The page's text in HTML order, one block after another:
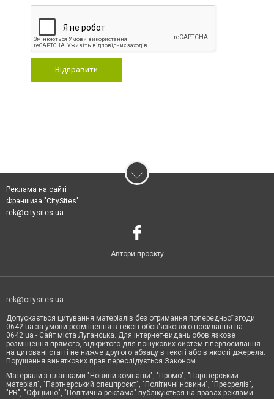
Відправити
Реклама на сайті
Франшиза "CitySites"
rek@citysites.ua
Автори проєкту
rek@citysites.ua
Допускається цитування матеріалів без отримання попередньої згоди
0642.ua за умови розміщення в тексті обов'язкового посилання на
0642.ua - Сайт міста Луганська. Для інтернет-видань обов'язкове
розміщення прямого, відкритого для пошукових систем гіперпосилання
на цитовані статті не нижче другого абзацу в тексті або в якості джерела.
Порушення виняткових прав переслідується Законом.
Матеріали з плашками "Новини компаній", "Промо", "Партнерський
матеріал", "Партнерський спецпроєкт", "Політичні новини", "Пресреліз",
"PR", "Офіційно", "Політична реклама" публікуються на правах реклами.